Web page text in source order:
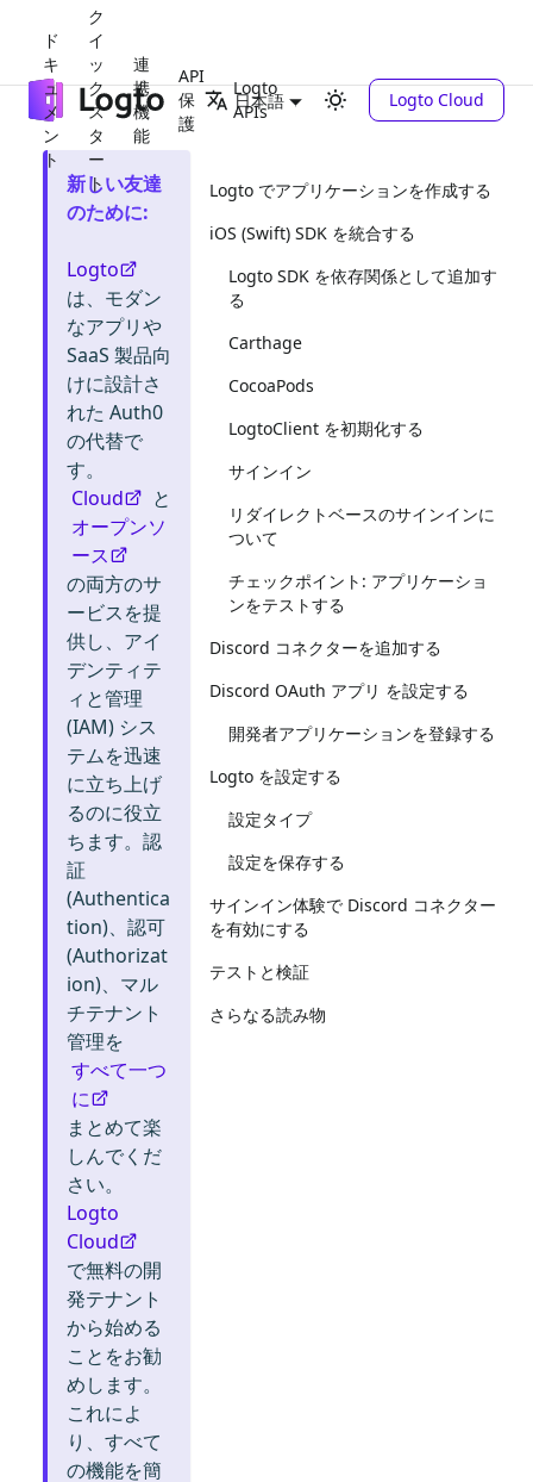
ド
キ
ュ
メ
ン
ト
ク
イ
ッ
ク
ス
タ
ー
ト
連
携
機
能
API
保
護
Logto
APIs
日本語 Logto Cloud
新しい友達
のために:
Logto
は、モダン
なアプリや
SaaS 製品向
けに設計さ
れた Auth0
の代替で
す。
Cloud
と
オープンソ
ース
の両方のサ
ービスを提
供し、アイ
デンティテ
ィと管理
(IAM) シス
テムを迅速
に立ち上げ
るのに役立
ちます。認
証
(Authentica
tion)、認可
(Authorizat
ion)、マル
チテナント
管理を
すべて一つ
に
まとめて楽
しんでくだ
さい。
Logto
Cloud
で無料の開
発テナント
から始める
ことをお勧
めします。
これによ
り、すべて
の機能を簡
Logto でアプリケーションを作成する
iOS (Swift) SDK を統合する
Logto SDK を依存関係として追加す
る
Carthage
CocoaPods
LogtoClient を初期化する
サインイン
リダイレクトベースのサインインに
ついて
チェックポイント: アプリケーショ
ンをテストする
Discord コネクターを追加する
Discord OAuth アプリ を設定する
開発者アプリケーションを登録する
Logto を設定する
設定タイプ
設定を保存する
サインイン体験で Discord コネクター
を有効にする
テストと検証
さらなる読み物